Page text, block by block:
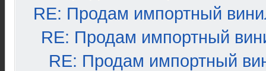
RE: Продам импортный
RE: Продам импортный
RE: Продам импортный